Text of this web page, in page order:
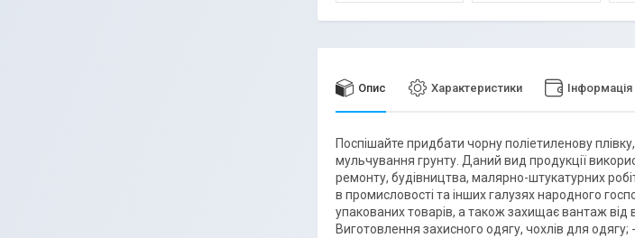
Опис Характеристики
Поспішайте придбати чорну поліетиленову
мульчування грунту. Даний вид продукції
ремонту, будівництва, малярно-штукатурних
в промисловості та інших галузях народного
упакованих товарів, а також захищає вантаж від
Виготовлення захисного одягу, чохлів для